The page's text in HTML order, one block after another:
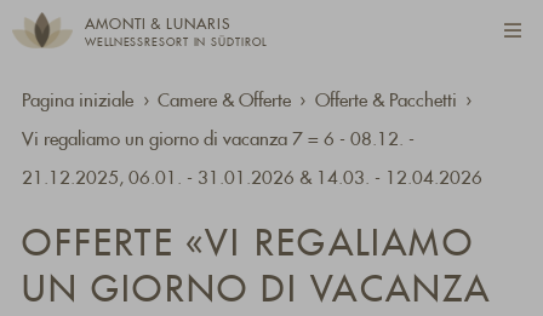
AMONTI & LUNARIS
WELLNESSRESORT IN SÜDTIROL
Pagina iniziale Camere & Offerte Offerte & Pacchetti
Vi regaliamo un giorno di vacanza 7 = 6 - 08.12. -
21.12.2025, 06.01. - 31.01.2026 & 14.03. - 12.04.2026
OFFERTE «VI REGALIAMO
UN GIORNO DI VACANZA